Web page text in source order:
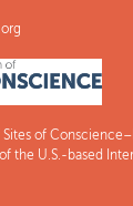
of
the U.S.-based